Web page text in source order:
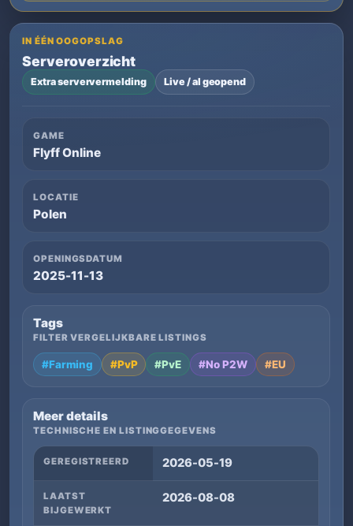
IN ÉÉN OOGOPSLAG
Serveroverzicht
Extra serververmelding Live / al geopend
GAME
Flyff Online
LOCATIE
Polen
OPENINGSDATUM
2025-11-13
Tags
FILTER VERGELIJKBARE LISTINGS
#Farming #PvP #PvE #No P2W #EU
Meer details
TECHNISCHE EN LISTINGGEGEVENS
GEREGISTREERD 2026-05-19
LAATST
BIJGEWERKT
2026-08-08